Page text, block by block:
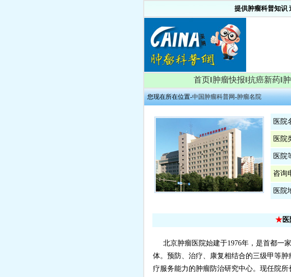
提供肿瘤科普知识
首页‖肿瘤快报‖抗癌新药‖
您现在所在位置-中国肿瘤科普网-肿瘤名院
医院
医院
医院
咨询
医院
★
北京肿瘤医院始建于1976年，是首都一
体。预防、治疗、康复相结合的三级甲等
疗服务能力的肿瘤防治研究中心。现任院所